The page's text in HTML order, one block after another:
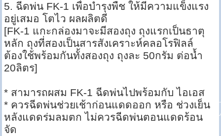
5. ฉีดพ่น FK-1 เพื่อบำรุงพืช ให้มีความแข็งแรง
อยู่เสมอ โตไว ผลผลิตดี
[FK-1 แกะกล่องมาจะมีสองถุง ถุงแรกเป็นธาตุ
หลัก ถุงที่สองเป็นสารสังเคราะห์คลอโรฟิลล์
ต้องใช้พร้อมกันทั้งสองถุง ถุงละ 50กรัม ต่อน้ำ
20ลิตร]
* สามารถผสม FK-1 ฉีดพ่นไปพร้อมกับ ไอเอส
* ควรฉีดพ่นช่วยเช้าก่อนแดดออก หรือ ช่วงเย็น
หลังแดดร่มลมตก ไม่ควรฉีดพ่นตอนแดดร้อน
จัด